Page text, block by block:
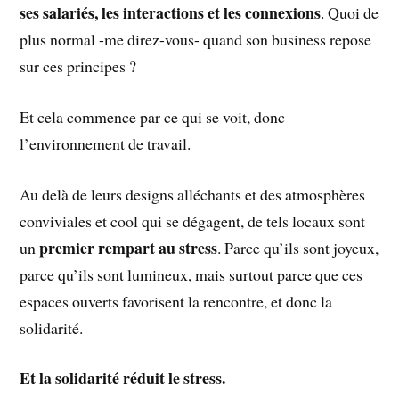
ses salariés, les interactions et les connexions. Quoi de
plus normal -me direz-vous- quand son business repose
sur ces principes ?
Et cela commence par ce qui se voit, donc
l’environnement de travail.
Au delà de leurs designs alléchants et des atmosphères
conviviales et cool qui se dégagent, de tels locaux sont
unpremier rempart au stress. Parce qu’ils sont joyeux,
parce qu’ils sont lumineux, mais surtout parce que ces
espaces ouverts favorisent la rencontre, et donc la
solidarité.
Et la solidarité réduit le stress.